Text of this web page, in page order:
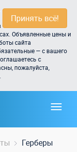
Принять всё!
Объявленные цены и
сайта
— с вашего
с
пожалуйста,
Герберы